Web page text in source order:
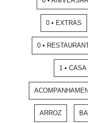
0 • EXTRAS
0 •
1 • CASA
ARROZ